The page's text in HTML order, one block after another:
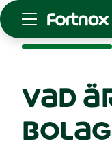
Skaffa Fortnox
För
Kunskap &
vad